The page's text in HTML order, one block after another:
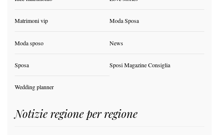
Matrimoni vip Moda Sposa
Moda sposo News
Sposa Sposi Magazine Consiglia
Wedding planner
Notizie regione per regione